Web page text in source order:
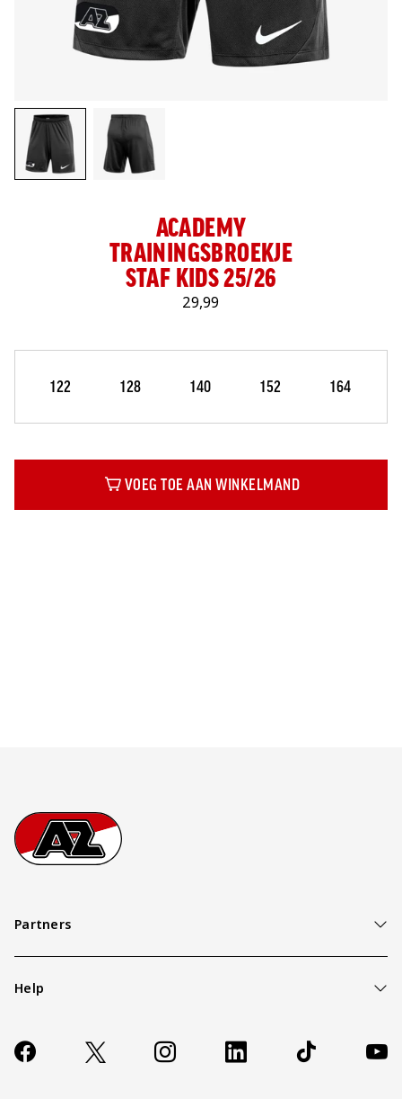
ACADEMY
TRAININGSBROEKJE
STAF KIDS 25/26
29,99
Maat
122 128 140 152 164
VOEG TOE AAN WINKELMAND
Footer
Ga naar onze homepage
Partners
Help
Contact
FAQ
Socials
https://www.facebook.com/AZAlkmaar
X Instagram LinkedIn TikTok